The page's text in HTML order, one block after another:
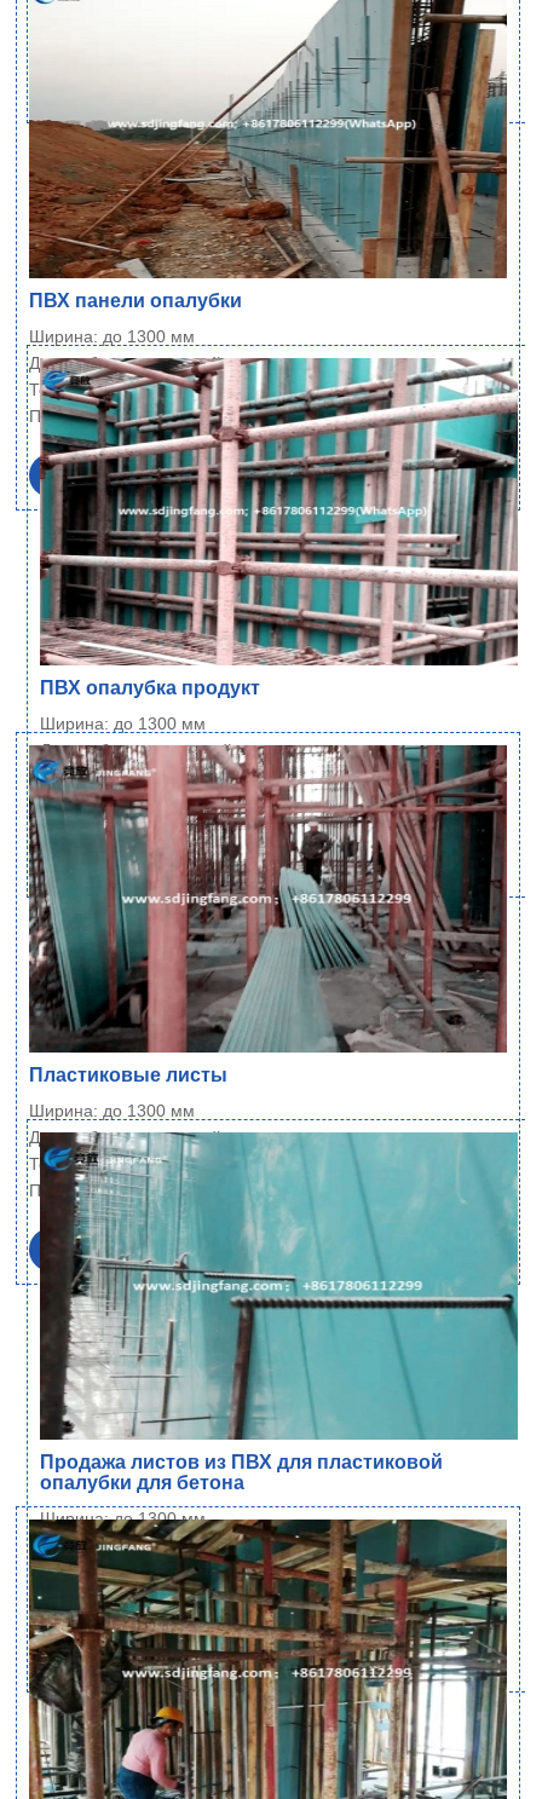
Плотность: 700 кг/м³±1% (стандарт), и 600…
ПВХ панели опалубки
Ширина: до 1300 мм
Длина: без ограничений
Толщина: 6~21 мм
Плотность: 700 кг/м³±1% (стандарт), и 600…
Читать далее
ПВХ опалубка продукт
Ширина: до 1300 мм
Длина: без ограничений
Толщина: 6~21 мм
Плотность: 700 кг/м³±1% (стандарт), и 600…
Читать далее
Пластиковые листы
Ширина: до 1300 мм
Длина: без ограничений
Толщина: 6~21 мм
Плотность: 700 кг/м³±1% (стандарт), и 600…
Читать далее
Продажа листов из ПВХ для пластиковой
опалубки для бетона
Ширина: до 1300 мм
Длина: без ограничений
Толщина: 6~21 мм
Плотность: 700 кг/м³±1% (стандарт), и 600…
Читать далее